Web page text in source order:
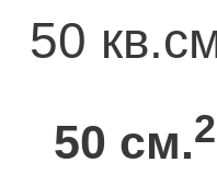
50
50 см.2